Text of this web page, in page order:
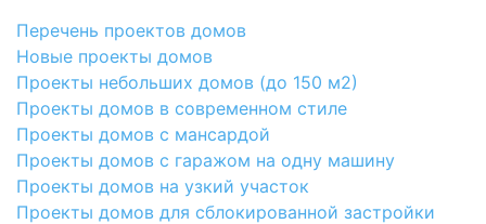
Перечень проектов домов
Новые проекты домов
Проекты небольших домов (до 150 м2)
Проекты домов в современном стиле
Проекты домов с мансардой
Проекты домов с гаражом на одну машину
Проекты домов на узкий участок
Проекты домов для сблокированной застройки